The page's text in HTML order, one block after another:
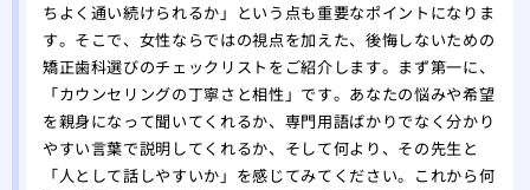
ちよく通い続けられるか」という点も重要なポイントになりま
す。そこで、女性ならではの視点を加えた、後悔しないための
矯正歯科選びのチェックリストをご紹介します。まず第一に、
「カウンセリングの丁寧さと相性」です。あなたの悩みや希望
を親身になって聞いてくれるか、専門用語ばかりでなく分かり
やすい言葉で説明してくれるか、そして何より、その先生と
「人として話しやすいか」を感じてみてください。これから何